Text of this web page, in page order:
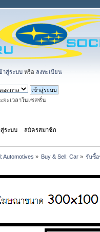
าสู่ระบบ หรือ ลงทะเบียน
ยะเวลาในเซสชั่น
สู่ระบบ สมัครสมาชิก
Automotives » Buy & Sell: Car» รับซื้อ